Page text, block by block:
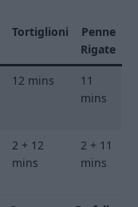
Tortiglioni
Penne
Rigate
12 mins
11
mins
2 + 12
mins
2 + 11
mins